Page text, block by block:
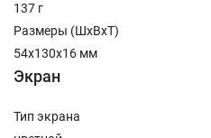
137 г
Размеры (ШxВxТ)
54x130x16 мм
Экран
Тип экрана